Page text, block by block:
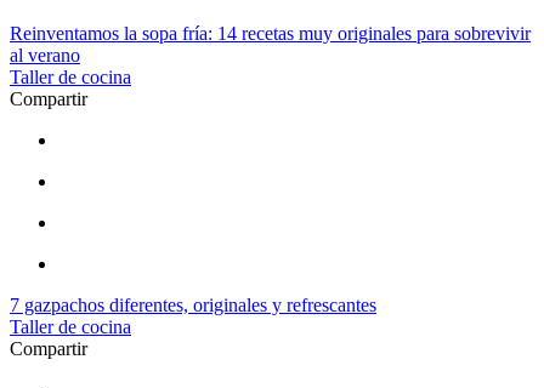
Reinventamos la sopa fría: 14 recetas muy originales para sobrevivir
al verano
Taller de cocina
Compartir
7 gazpachos diferentes, originales y refrescantes
Taller de cocina
Compartir